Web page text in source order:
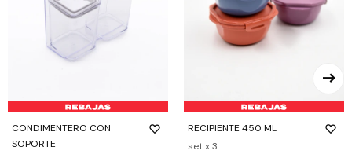
CONDIMENTERO CON
SOPORTE
RECIPIENTE 450 ML
set x 3